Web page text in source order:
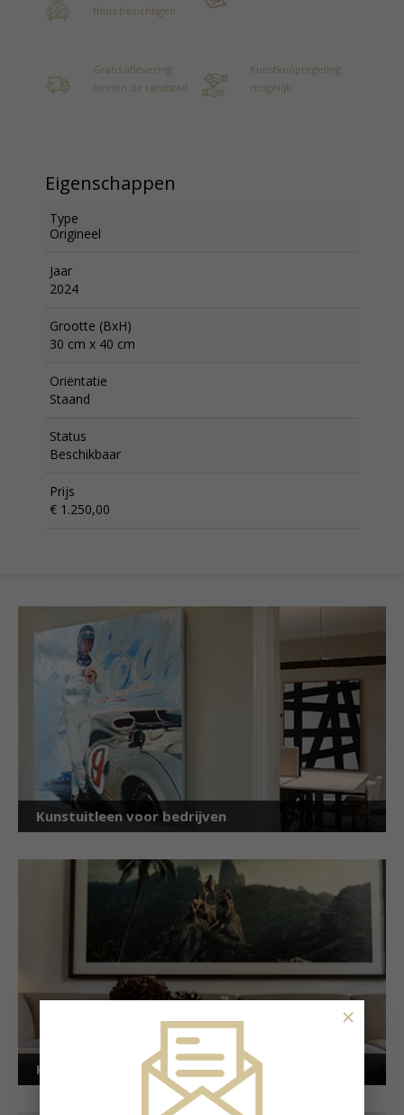
thuis bezichtigen
Gratis aflevering
binnen de randstad
Kunstkoopregeling
mogelijk
Eigenschappen
Type
Origineel
Jaar
2024
Grootte (BxH)
30 cm x 40 cm
Oriëntatie
Staand
Status
Beschikbaar
Prijs
€ 1.250,00
Kunstuitleen voor bedrijven
Kunstuitleen voor particulieren
×